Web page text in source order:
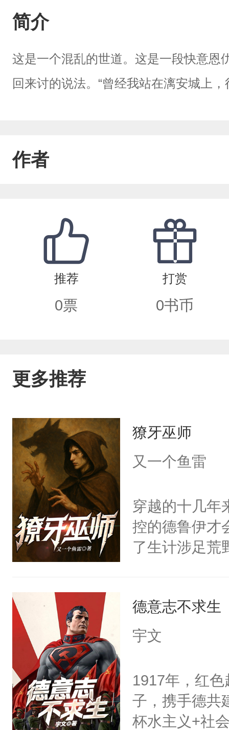
简介
这是一个混乱的世道。这是一段快意恩
回来讨的说法。“曾经我站在漓安城上
作者
推荐
0票
打赏
0书币
更多推荐
獠牙巫师
又一个鱼雷
穿越的十几年
控的德鲁伊才
了生计涉足荒
德意志不求生
宇文
1917年，红
子，携手德共
杯水主义+社